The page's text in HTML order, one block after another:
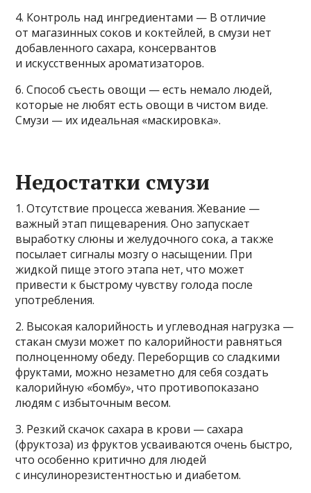
4. Контроль над ингредиентами — В отличие
от магазинных соков и коктейлей, в смузи нет
добавленного сахара, консервантов
и искусственных ароматизаторов.
6. Способ съесть овощи — есть немало людей,
которые не любят есть овощи в чистом виде.
Смузи — их идеальная «маскировка».
Недостатки смузи
1. Отсутствие процесса жевания. Жевание —
важный этап пищеварения. Оно запускает
выработку слюны и желудочного сока, а также
посылает сигналы мозгу о насыщении. При
жидкой пище этого этапа нет, что может
привести к быстрому чувству голода после
употребления.
2. Высокая калорийность и углеводная нагрузка —
стакан смузи может по калорийности равняться
полноценному обеду. Переборщив со сладкими
фруктами, можно незаметно для себя создать
калорийную «бомбу», что противопоказано
людям с избыточным весом.
3. Резкий скачок сахара в крови — сахара
(фруктоза) из фруктов усваиваются очень быстро,
что особенно критично для людей
с инсулинорезистентностью и диабетом.